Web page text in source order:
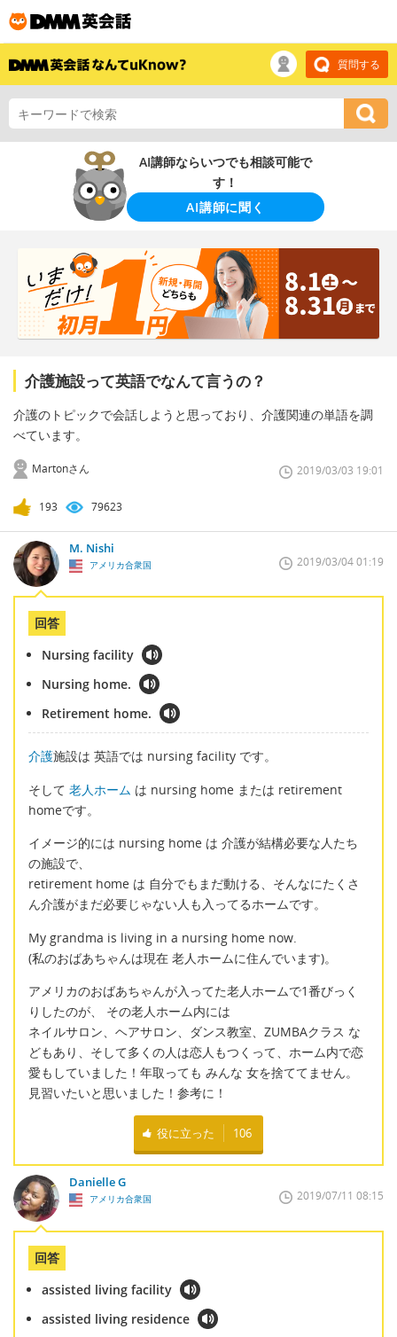
質問する
AI講師ならいつでも相談可能で
す！
AI講師に聞く
介護施設って英語でなんて言うの？
介護のトピックで会話しようと思っており、介護関連の単語を調
べています。
Martonさん 2019/03/03 19:01
193 79623
M. Nishi
アメリカ合衆国 2019/03/04 01:19
回答
Nursing facility
Nursing home.
Retirement home.
介護施設は 英語では nursing facility です。
そして 老人ホーム は nursing home または retirement
homeです。
イメージ的には nursing home は 介護が結構必要な人たち
の施設で、
retirement home は 自分でもまだ動ける、そんなにたくさ
ん介護がまだ必要じゃない人も入ってるホームです。
My grandma is living in a nursing home now.
(私のおばあちゃんは現在 老人ホームに住んでいます)。
アメリカのおばあちゃんが入ってた老人ホームで1番びっく
りしたのが、 その老人ホーム内には
ネイルサロン、ヘアサロン、ダンス教室、ZUMBAクラス な
どもあり、そして多くの人は恋人もつくって、ホーム内で恋
愛もしていました！年取っても みんな 女を捨ててません。
見習いたいと思いました！参考に！
役に立った 106
Danielle G
アメリカ合衆国 2019/07/11 08:15
回答
assisted living facility
assisted living residence